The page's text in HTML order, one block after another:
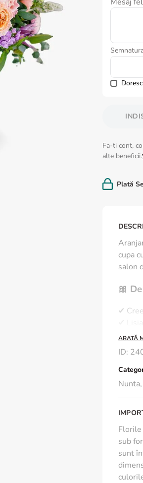
Fa-ti cont,
alte beneficii.
Plată
cupa
salon
🎀
✔
✔
ARATĂ
ID:
Nunta,
sub
sunt